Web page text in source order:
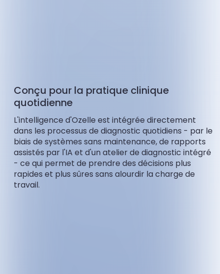
Conçu pour la pratique clinique
quotidienne
L'intelligence d'Ozelle est intégrée directement
dans les processus de diagnostic quotidiens - par le
biais de systèmes sans maintenance, de rapports
assistés par l'IA et d'un atelier de diagnostic intégré
- ce qui permet de prendre des décisions plus
rapides et plus sûres sans alourdir la charge de
travail.